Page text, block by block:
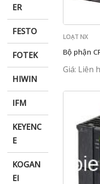
ER
FESTO
FOTEK
HIWIN
IFM
KEYENC
E
KOGAN
EI
LOẠT NX
Bộ phận
Giá: Liên